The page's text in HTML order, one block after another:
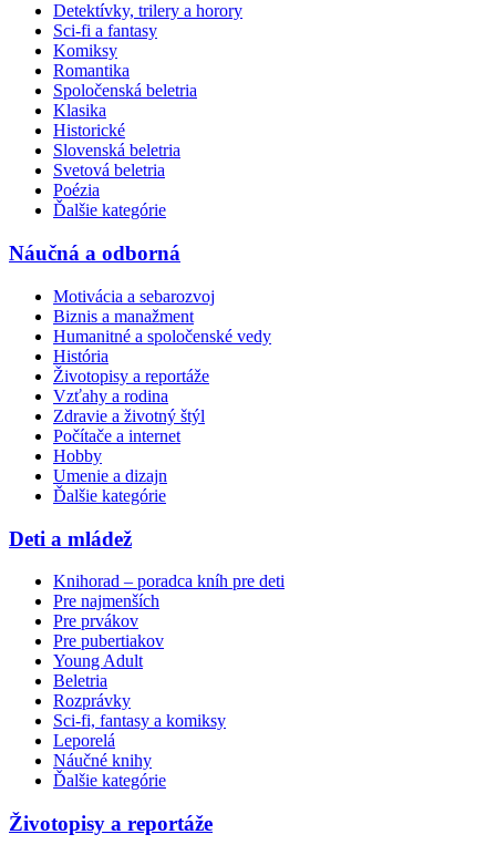
Detektívky, trilery a horory
Sci-fi a fantasy
Komiksy
Romantika
Spoločenská beletria
Klasika
Historické
Slovenská beletria
Svetová beletria
Poézia
Ďalšie kategórie
Náučná a odborná
Motivácia a sebarozvoj
Biznis a manažment
Humanitné a spoločenské vedy
História
Životopisy a reportáže
Vzťahy a rodina
Zdravie a životný štýl
Počítače a internet
Hobby
Umenie a dizajn
Ďalšie kategórie
Deti a mládež
Knihorad – poradca kníh pre deti
Pre najmenších
Pre prvákov
Pre pubertiakov
Young Adult
Beletria
Rozprávky
Sci-fi, fantasy a komiksy
Leporelá
Náučné knihy
Ďalšie kategórie
Životopisy a reportáže